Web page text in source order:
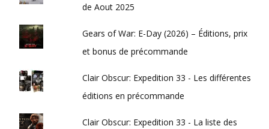
de Aout 2025
Gears of War: E-Day (2026) – Éditions, prix
et bonus de précommande
Clair Obscur: Expedition 33 - Les différentes
éditions en précommande
Clair Obscur: Expedition 33 - La liste des